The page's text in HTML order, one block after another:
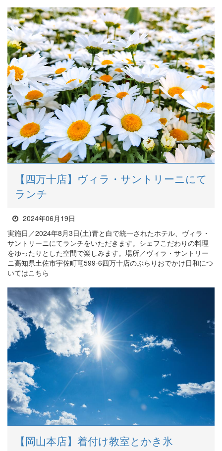
【四万十店】ヴィラ・サントリーニにて
ランチ
2024年06月19日
実施日／2024年8月3日(土)青と白で統一されたホテル、ヴィラ・
サントリーニにてランチをいただきます。シェフこだわりの料理
をゆったりとした空間で楽しみます。場所／ヴィラ・サントリー
ニ高知県土佐市宇佐町竜599-6四万十店のぶらりおでかけ日和につ
いてはこちら
【岡山本店】着付け教室とかき氷